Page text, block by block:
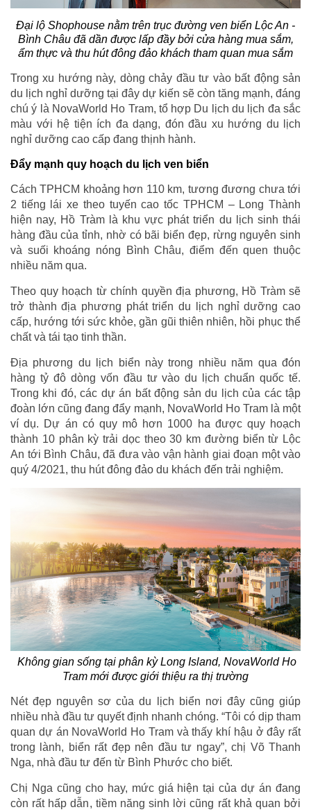
Đại lộ Shophouse nằm trên trục đường ven biển Lộc An -
Bình Châu đã dần được lấp đầy bởi cửa hàng mua sắm,
ẩm thực và thu hút đông đảo khách tham quan mua sắm
Trong xu hướng này, dòng chảy đầu tư vào bất động sản
du lịch nghỉ dưỡng tại đây dự kiến sẽ còn tăng mạnh, đáng
chú ý là NovaWorld Ho Tram, tổ hợp Du lịch du lịch đa sắc
màu với hệ tiện ích đa dạng, đón đầu xu hướng du lịch
nghỉ dưỡng cao cấp đang thịnh hành.
Đẩy mạnh quy hoạch du lịch ven biển
Cách TPHCM khoảng hơn 110 km, tương đương chưa tới
2 tiếng lái xe theo tuyến cao tốc TPHCM – Long Thành
hiện nay, Hồ Tràm là khu vực phát triển du lịch sinh thái
hàng đầu của tỉnh, nhờ có bãi biển đẹp, rừng nguyên sinh
và suối khoáng nóng Bình Châu, điểm đến quen thuộc
nhiều năm qua.
Theo quy hoạch từ chính quyền địa phương, Hồ Tràm sẽ
trở thành địa phương phát triển du lịch nghỉ dưỡng cao
cấp, hướng tới sức khỏe, gần gũi thiên nhiên, hồi phục thể
chất và tái tạo tinh thần.
Địa phương du lịch biển này trong nhiều năm qua đón
hàng tỷ đô dòng vốn đầu tư vào du lịch chuẩn quốc tế.
Trong khi đó, các dự án bất động sản du lịch của các tập
đoàn lớn cũng đang đẩy mạnh, NovaWorld Ho Tram là một
ví dụ. Dự án có quy mô hơn 1000 ha được quy hoạch
thành 10 phân kỳ trải dọc theo 30 km đường biển từ Lộc
An tới Bình Châu, đã đưa vào vận hành giai đoạn một vào
quý 4/2021, thu hút đông đảo du khách đến trải nghiệm.
Không gian sống tại phân kỳ Long Island, NovaWorld Ho
Tram mới được giới thiệu ra thị trường
Nét đẹp nguyên sơ của du lịch biển nơi đây cũng giúp
nhiều nhà đầu tư quyết định nhanh chóng. “Tôi có dịp tham
quan dự án NovaWorld Ho Tram và thấy khí hậu ở đây rất
trong lành, biển rất đẹp nên đầu tư ngay”, chị Võ Thanh
Nga, nhà đầu tư đến từ Bình Phước cho biết.
Chị Nga cũng cho hay, mức giá hiện tại của dự án đang
còn rất hấp dẫn, tiềm năng sinh lời cũng rất khả quan bởi